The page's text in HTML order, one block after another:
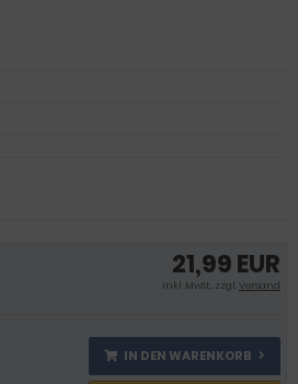
21,99 EUR
inkl .MwSt., zzgl.Versand
IN DEN WARENKORB